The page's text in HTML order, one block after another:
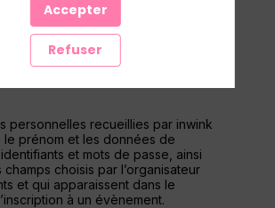
le système d’authentification
pour permettre à
s’inscrire à un évènement,
site d’un évènement, et de
informations relatives à
personnelles recueillies par inwink
le prénom et les données de
et mots de passe, ainsi
choisis par l’organisateur
et qui apparaissent dans le
à un évènement.
Accepter
Refuser